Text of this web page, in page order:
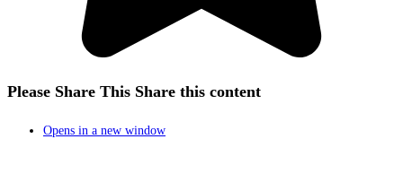
Please Share This Share this content
Opens in a new window